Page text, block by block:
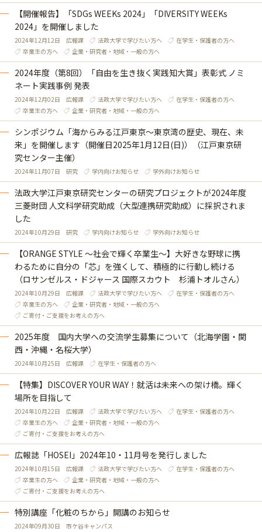
【開催報告】「SDGs WEEKs 2024」「DIVERSITY WEEKs
2024」を開催しました
2024年12月12日 広報課 法政大学で学びたい方へ
在学生・保護者の方へ
卒業生の方へ
企業・研究者・地域・一般の方へ
2024年度（第8回）「自由を生き抜く実践知大賞」表彰式 ノミ
ネート実践事例 発表
2024年12月02日 広報課 法政大学で学びたい方へ
在学生・保護者の方へ
卒業生の方へ
企業・研究者・地域・一般の方へ
シンポジウム「海からみる江戸東京～東京湾の歴史、現在、未
来」を開催します（開催日2025年1月12日(日)）（江戸東京研
究センター主催）
2024年11月07日 研究 学内向けお知らせ 学外向けお知らせ
法政大学江戸東京研究センターの研究プロジェクトが2024年度
三菱財団 人文科学研究助成（大型連携研究助成）に採択されま
した
2024年10月29日 研究 学内向けお知らせ 学外向けお知らせ
【ORANGE STYLE ～社会で輝く卒業生～】大好きな野球に携
わるために自分の「芯」を強くして、積極的に行動し続ける
（ロサンゼルス・ドジャース 国際スカウト 杉浦トオルさん）
2024年10月29日 広報課 法政大学で学びたい方へ
在学生・保護者の方へ
卒業生の方へ
企業・研究者・地域・一般の方へ
ご寄付・ご支援をお考えの方へ
2025年度 国内大学への交流学生募集について（北海学園・関
西・沖縄・名桜大学）
2024年10月25日 広報課 在学生・保護者の方へ
【特集】DISCOVER YOUR WAY！就活は未来への架け橋。輝く
場所を目指して
2024年10月22日 広報課 法政大学で学びたい方へ
在学生・保護者の方へ
卒業生の方へ
企業・研究者・地域・一般の方へ
ご寄付・ご支援をお考えの方へ
広報誌「HOSEI」2024年10・11月号を発行しました
2024年10月15日 広報課 法政大学で学びたい方へ
在学生・保護者の方へ
卒業生の方へ
企業・研究者・地域・一般の方へ
ご寄付・ご支援をお考えの方へ
特別講座「化粧のちから」開講のお知らせ
2024年09月30日 市ケ谷キャンパス